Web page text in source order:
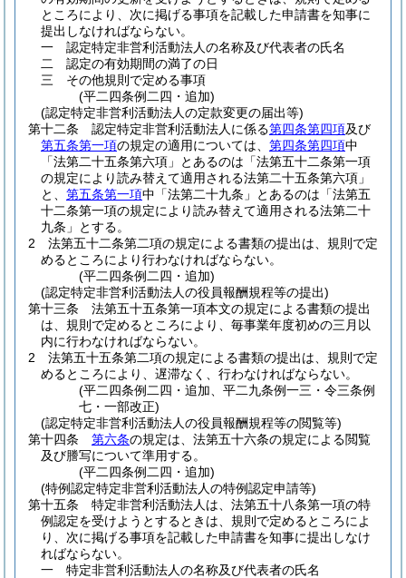
ところにより、次に掲げる事項を記載した申請書を知事に
提出しなければならない。
一
認定特定非営利活動法人の名称及び代表者の氏名
二
認定の有効期間の満了の日
三
その他規則で定める事項
(平二四条例二四・追加)
(認定特定非営利活動法人の定款変更の届出等)
第十二条
認定特定非営利活動法人に係る第四条第四項及び
第五条第一項の規定の適用については、 第四条第四項中
「法第二十五条第六項」とあるのは「法第五十二条第一項
の規定により読み替えて適用される法第二十五条第六項」
と、 第五条第一項中「法第二十九条」とあるのは「法第五
十二条第一項の規定により読み替えて適用される法第二十
九条」とする。
2
法第五十二条第二項の規定による書類の提出は、規則で定
めるところにより行わなければならない。
(平二四条例二四・追加)
(認定特定非営利活動法人の役員報酬規程等の提出)
第十三条
法第五十五条第一項本文の規定による書類の提出
は、規則で定めるところにより、毎事業年度初めの三月以
内に行わなければならない。
2
法第五十五条第二項の規定による書類の提出は、規則で定
めるところにより、遅滞なく、行わなければならない。
(平二四条例二四・追加、平二九条例一三・令三条例
七・一部改正)
(認定特定非営利活動法人の役員報酬規程等の閲覧等)
第十四条
第六条の規定は、法第五十六条の規定による閲覧
及び謄写について準用する。
(平二四条例二四・追加)
(特例認定特定非営利活動法人の特例認定申請等)
第十五条
特定非営利活動法人は、法第五十八条第一項の特
例認定を受けようとするときは、規則で定めるところによ
り、次に掲げる事項を記載した申請書を知事に提出しなけ
ればならない。
一
特定非営利活動法人の名称及び代表者の氏名